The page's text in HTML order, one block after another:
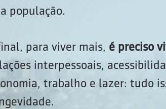
população.
para viver mais, é preciso
interpessoais,
trabalho e lazer: tudo